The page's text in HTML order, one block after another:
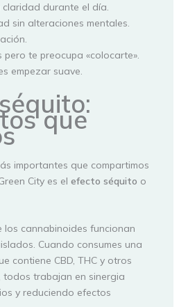
durante el día.
sin alteraciones mentales.
te preocupa «colocarte».
empezar suave.
que
importantes que compartimos
City es el efecto séquito o
los cannabinoides funcionan
Cuando consumes una
contiene CBD, THC y otros
todos trabajan en sinergia
y reduciendo efectos